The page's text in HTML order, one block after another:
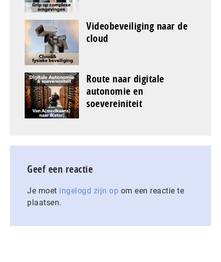
Videobeveiliging naar de
cloud
Route naar digitale
autonomie en
soevereiniteit
Geef een reactie
Je moet ingelogd zijn op om een reactie te
plaatsen.